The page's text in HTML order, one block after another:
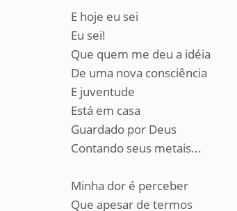
E hoje eu sei
Eu sei!
Que quem me deu a idéia
De uma nova consciência
E juventude
Está em casa
Guardado por Deus
Contando seus metais...
Minha dor é perceber
Que apesar de termos